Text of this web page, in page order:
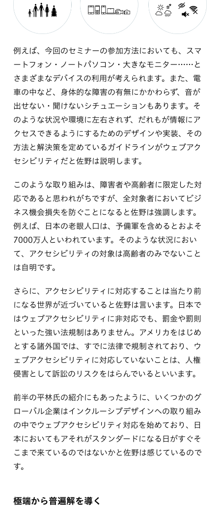
例えば、今回のセミナーの参加方法においても、スマ
ートフォン・ノートパソコン・大きなモニター……と
さまざまなデバイスの利用が考えられます。また、電
車の中など、身体的な障害の有無にかかわらず、音が
出せない・聞けないシチュエーションもあります。そ
のような状況や環境に左右されず、だれもが情報にア
クセスできるようにするためのデザインや実装、その
方法と解決策を定めているガイドラインがウェブアク
セシビリティだと佐野は説明します。
このような取り組みは、障害者や高齢者に限定した対
応であると思われがちですが、全対象者においてビジ
ネス機会損失を防ぐことになると佐野は強調します。
例えば、日本の老眼人口は、予備軍を含めるとおよそ
7000万人といわれています。そのような状況におい
て、アクセシビリティの対象は高齢者のみでないこと
は自明です。
さらに、アクセシビリティに対応することは当たり前
になる世界が近づいていると佐野は言います。日本で
はウェブアクセシビリティに非対応でも、罰金や罰則
といった強い法規制はありません。アメリカをはじめ
とする諸外国では、すでに法律で規制されており、ウ
ェブアクセシビリティに対応していないことは、人権
侵害として訴訟のリスクをはらんでいるといいます。
前半の平林氏の紹介にもあったように、いくつかのグ
ローバル企業はインクルーシブデザインへの取り組み
の中でウェブアクセシビリティ対応を始めており、日
本においてもアそれがスタンダードになる日がすぐそ
こまで来ているのではないかと佐野は感じているので
す。
極端から普遍解を導く